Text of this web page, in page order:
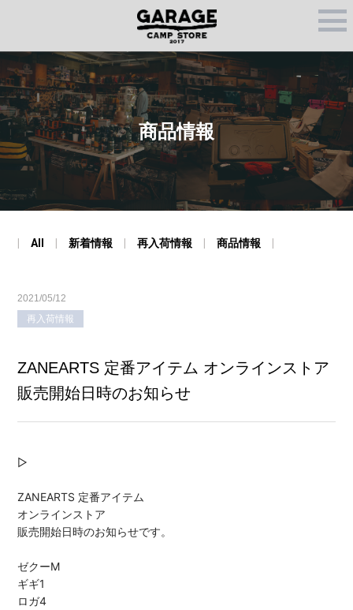
M
U
商品情報
All 新着情報 再入荷情報 商品情報
2021/05/12
再入荷情報
ZANEARTS 定番アイテム オンラインストア
販売開始日時のお知らせ
▷
ZANEARTS 定番アイテム
オンラインストア
販売開始日時のお知らせです。
ゼクーM
ギギ1
ロガ4